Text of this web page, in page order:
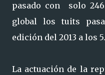
pasado con solo
global los tuits
edición del 2013 a los
La actuación de la